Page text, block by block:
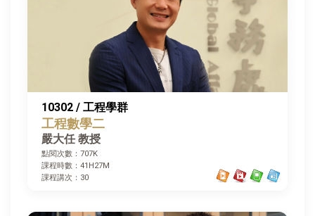
10302 / 工程學群
工程數學二
嚴大任 教授
點閱次數：707K
課程時數：41H27M
課程講次：30